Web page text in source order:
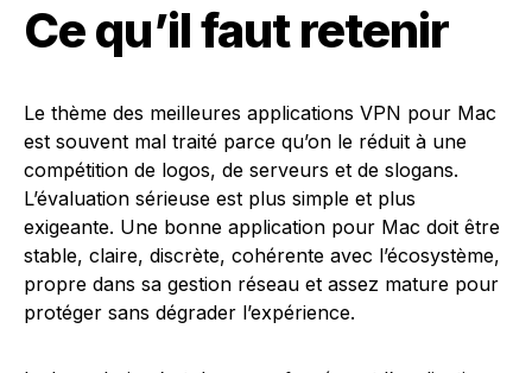
Ce qu’il faut retenir
Le thème des meilleures applications VPN pour Mac
est souvent mal traité parce qu’on le réduit à une
compétition de logos, de serveurs et de slogans.
L’évaluation sérieuse est plus simple et plus
exigeante. Une bonne application pour Mac doit être
stable, claire, discrète, cohérente avec l’écosystème,
propre dans sa gestion réseau et assez mature pour
protéger sans dégrader l’expérience.